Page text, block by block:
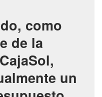
como
de la
un